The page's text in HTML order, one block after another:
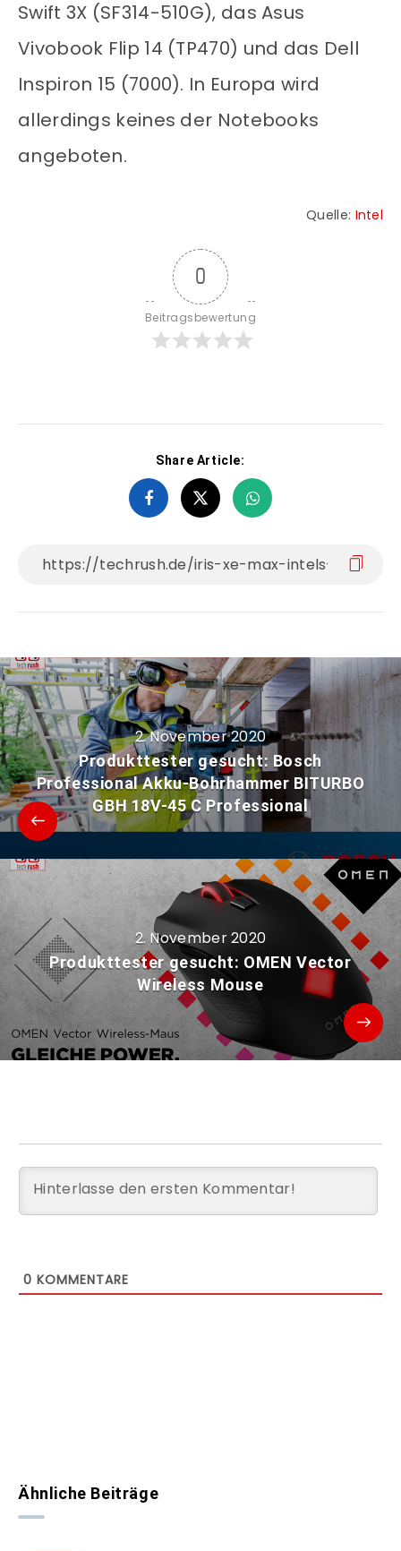
Swift 3X (SF314-510G), das Asus
Vivobook Flip 14 (TP470) und das Dell
Inspiron 15 (7000). In Europa wird
allerdings keines der Notebooks
angeboten.
Quelle: Intel
0
Beitragsbewertung
Share Article:
2. November 2020
Produkttester gesucht: Bosch
Professional Akku-Bohrhammer BITURBO
GBH 18V-45 C Professional
2. November 2020
Produkttester gesucht: OMEN Vector
Wireless Mouse
0 KOMMENTARE
Ähnliche Beiträge